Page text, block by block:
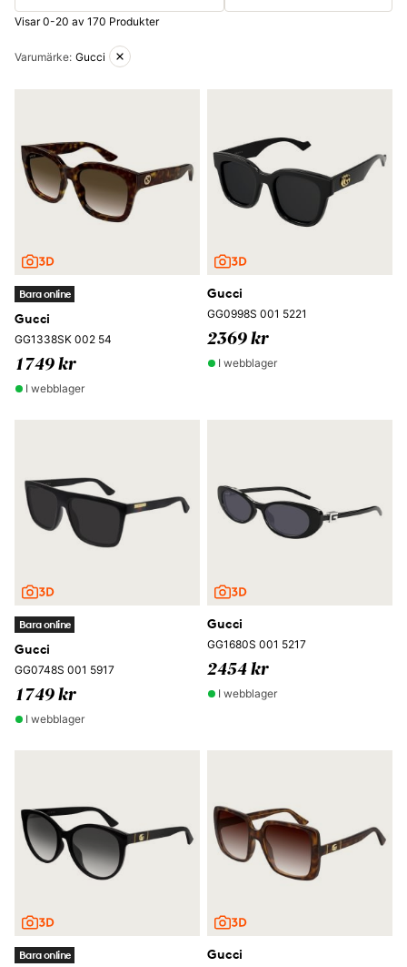
Visar 0-20 av 170 Produkter
Aktiva filter
Varumärke: Gucci
Bara online
Gucci
GG1338SK 002 54
1749 kr
I webblager
Gucci
GG0998S 001 5221
2369 kr
I webblager
Bara online
Gucci
GG0748S 001 5917
1749 kr
I webblager
Gucci
GG1680S 001 5217
2454 kr
I webblager
Bara online Gucci